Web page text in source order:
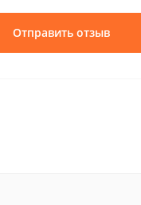
Отправить отзыв